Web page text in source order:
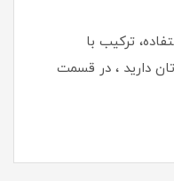
ترکیب با
دارید ، در قسمت